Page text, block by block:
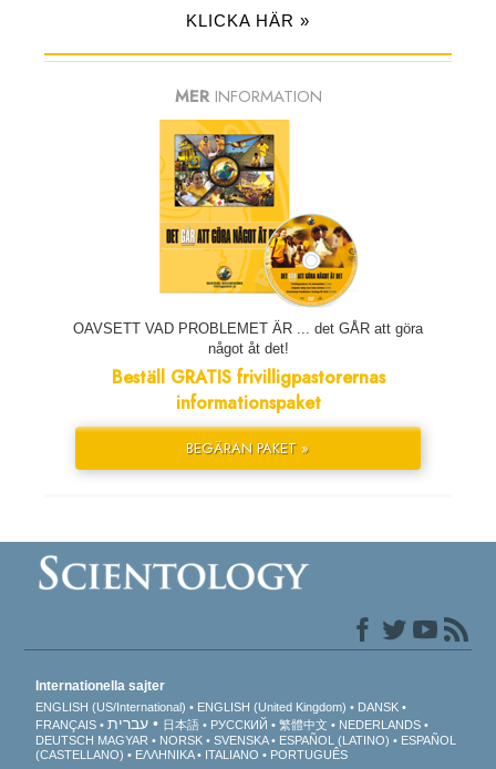
KLICKA HÄR »
MER INFORMATION
OAVSETT VAD PROBLEMET ÄR ... det GÅR att göra
något åt det!
Beställ GRATIS frivilligpastorernas
informationspaket
BEGÄRAN PAKET »
Internationella sajter
ENGLISH (US/International) ENGLISH (United Kingdom)
DANSK
FRANÇAIS
עברית 日本語 РУССКИЙ 繁體中文
NEDERLANDS
DEUTSCH MAGYAR NORSK SVENSKA ESPAÑOL (LATINO)
ESPAÑOL
(CASTELLANO)
ΕΛΛΗΝΙΚA ITALIANO PORTUGUÊS